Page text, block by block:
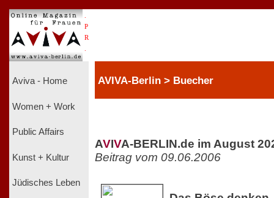
P
R
Aviva - Home
Women + Work
Public Affairs
Kunst + Kultur
Jüdisches Leben
AVIVA-Berlin > Buecher
AVIVA-BERLIN.de im August
Beitrag vom 09.06.2006